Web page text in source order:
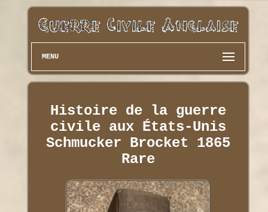
MENU
Histoire de la guerre
civile aux États-Unis
Schmucker Brocket 1865
Rare